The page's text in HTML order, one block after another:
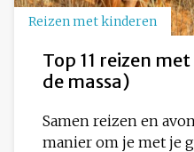
Reizen met kinderen
Top 11 reizen
de massa)
Samen reizen en
manier om je met je